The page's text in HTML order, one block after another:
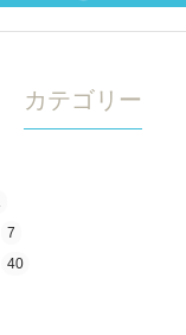
カテゴリー
7
40